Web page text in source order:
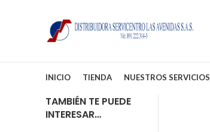
INICIO TIENDA NUESTROS SERVICIOS
TAMBIÉN TE PUEDE
INTERESAR…